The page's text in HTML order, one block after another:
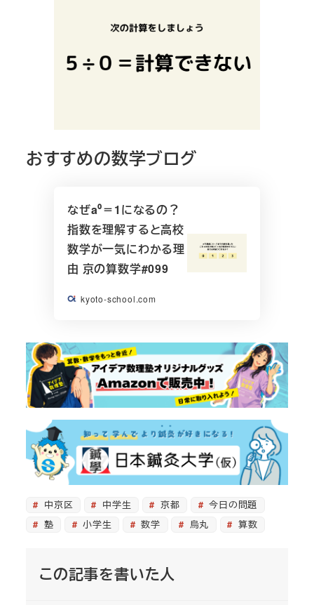
おすすめの数学ブログ
なぜa⁰＝1になるの？
指数を理解すると高校
数学が一気にわかる理
由 京の算数学#099
kyoto-school.com
中京区 中学生 京都
今日の問題
塾
小学生 数学 烏丸 算数
この記事を書いた人